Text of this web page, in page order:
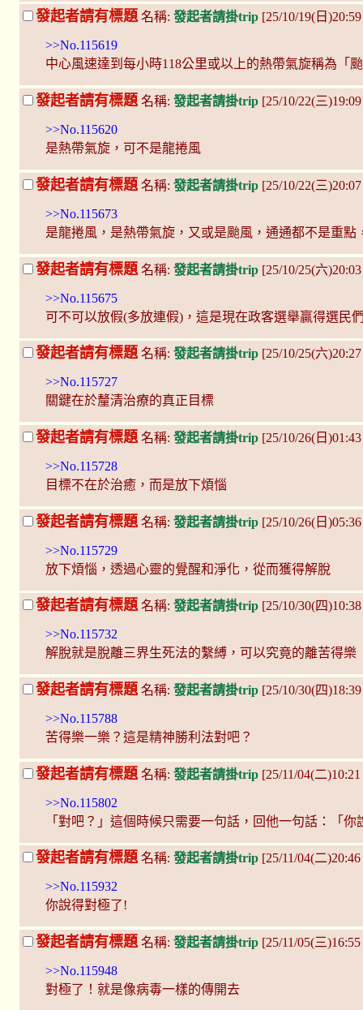
發起者請有標題名稱: 發起者請掛trip [25/10/19(日
>>No.115619
中心風速達到每小時118公里或以上的熱帶氣旋稱為「
發起者請有標題 名稱: 發起者請掛trip [25/10/22(三
>>No.115620
是熱帶氣旋，可不是龍捲風
發起者請有標題 名稱: 發起者請掛trip [25/10/22(三
>>No.115673
是龍捲風，是熱帶氣旋，又或是颱風，通通都不是重點
發起者請有標題 名稱: 發起者請掛trip [25/10/25(六
>>No.115675
可不可以放假(多放連假)，這是現在政客選舉贏得選民
發起者請有標題 名稱: 發起者請掛trip [25/10/25(六
>>No.115727
關鍵在於釐清治療的真正目標
發起者請有標題 名稱: 發起者請掛trip [25/10/26(日
>>No.115728
目標不在於治癒，而是放下煩惱
發起者請有標題 名稱: 發起者請掛trip [25/10/26(日
>>No.115729
放下煩惱，透過心靈的覺醒和淨化，從而獲得解脫
發起者請有標題 名稱: 發起者請掛trip [25/10/30(四
>>No.115732
解脫就是脫離三界生死法的繫縛，可以究竟的離苦得樂
發起者請有標題 名稱: 發起者請掛trip [25/10/30(四
>>No.115788
苦得樂一樂？這是精神勝利法對吧？
發起者請有標題 名稱: 發起者請掛trip [25/11/04(二
>>No.115802
「對吧？」這個時候只需要一句話，回他一句話：「你
發起者請有標題 名稱: 發起者請掛trip [25/11/04(二
>>No.115932
你說得對極了!
發起者請有標題 名稱: 發起者請掛trip [25/11/05(三
>>No.115948
對極了！就是像病毒一樣的傳開去